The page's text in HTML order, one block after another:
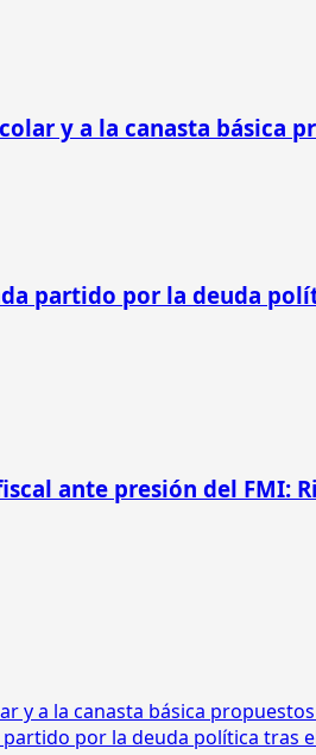
y a la canasta básica
partido por la deuda
ante presión del FMI:
y a la canasta básica
por la deuda política tras